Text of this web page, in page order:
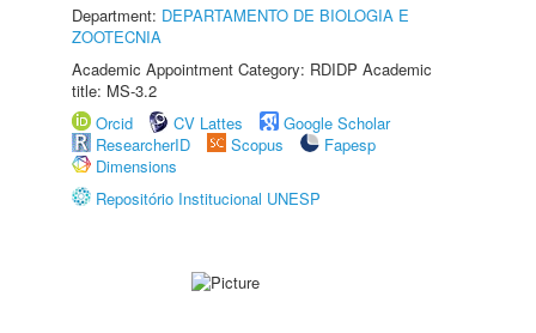
Department: DEPARTAMENTO DE BIOLOGIA E
ZOOTECNIA
Academic Appointment Category: RDIDP Academic
title: MS-3.2
Orcid
CV Lattes
Google Scholar
ResearcherID
Scopus
Fapesp
Dimensions
Repositório Institucional UNESP